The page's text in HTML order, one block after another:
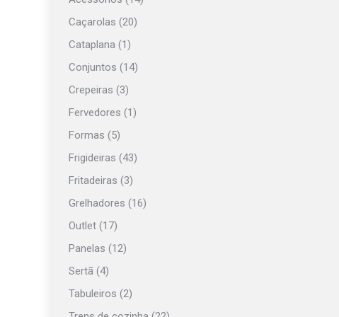
Caçarolas (20)
Cataplana (1)
Conjuntos (14)
Crepeiras (3)
Fervedores (1)
Formas (5)
Frigideiras (43)
Fritadeiras (3)
Grelhadores (16)
Outlet (17)
Panelas (12)
Sertã (4)
Tabuleiros (2)